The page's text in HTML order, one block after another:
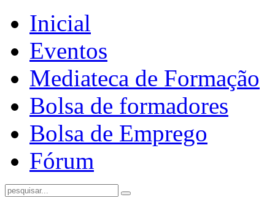
Inicial
Eventos
Mediateca de Formação
Bolsa de formadores
Bolsa de Emprego
Fórum